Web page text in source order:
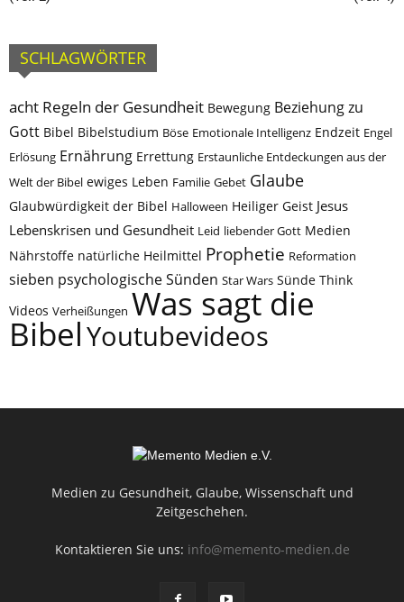
SCHLAGWÖRTER
acht Regeln der Gesundheit Bewegung Beziehung zu
Gott Bibel Bibelstudium Böse Emotionale Intelligenz Endzeit Engel
Erlösung Ernährung Errettung Erstaunliche Entdeckungen aus der
Welt der Bibel ewiges Leben Familie Gebet Glaube
Glaubwürdigkeit der Bibel Halloween Heiliger Geist Jesus
Lebenskrisen und Gesundheit Leid liebender Gott Medien
Nährstoffe natürliche Heilmittel Prophetie Reformation
sieben psychologische Sünden Star Wars Sünde Think
Videos Verheißungen Was sagt die
BibelYoutubevideos
Medien zu Gesundheit, Glaube, Wissenschaft und
Zeitgeschehen.
Kontaktieren Sie uns: info@memento-medien.de